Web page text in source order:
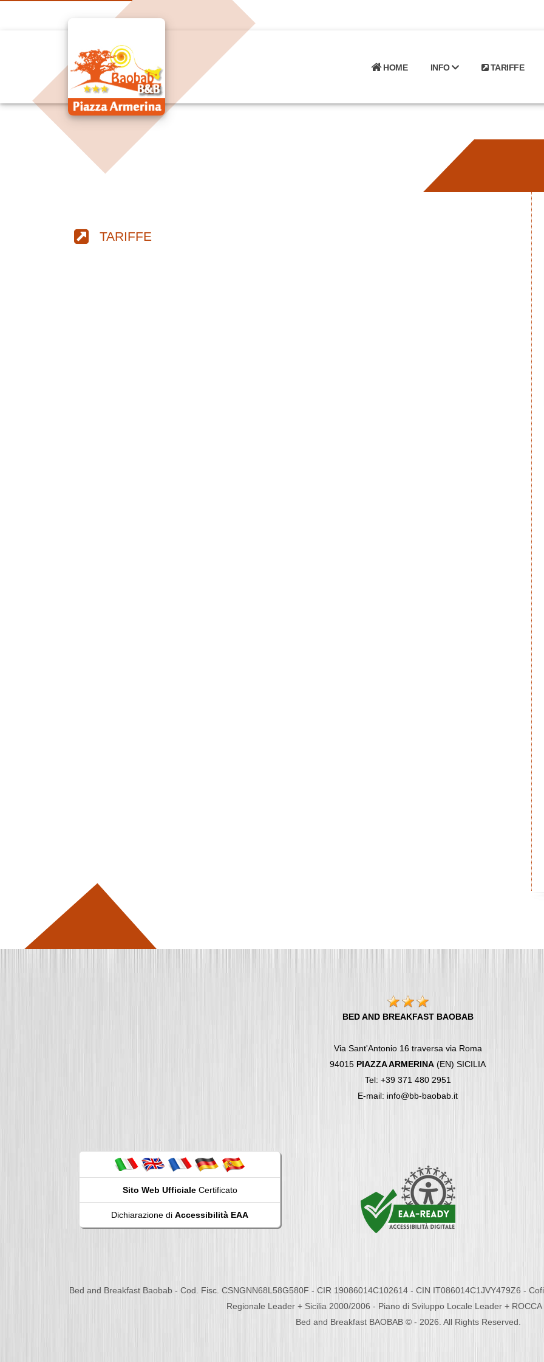
HOME INFO TARIFFE
TARIFFE
BED AND BREAKFAST BAOBAB
Via Sant'Antonio 16 traversa via Roma
94015 PIAZZA ARMERINA (EN) SICILIA
Tel: +39 371 480 2951
E-mail: info@bb-baobab.it
Sito Web UfficialeCertificato
Dichiarazione di Accessibilità EAA
Bed and Breakfast Baobab - Cod. Fisc. CSNGNN68L58G580F - CIR 19086014C102614 - CIN IT086014C1JVY479Z6 -
Regionale Leader + Sicilia 2000/2006 - Piano di Sviluppo Locale Leader + ROCCA
Bed and Breakfast BAOBAB © - 2026. All Rights Reserved.